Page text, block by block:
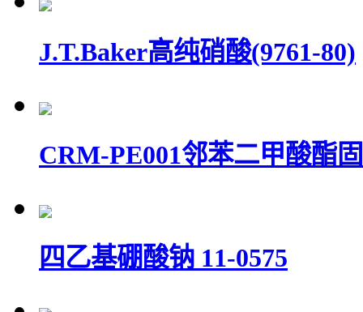
J.T.Baker高纯硝酸(9761-80)
CRM-PE001邻苯二甲酸酯
四乙基硼酸钠 11-0575